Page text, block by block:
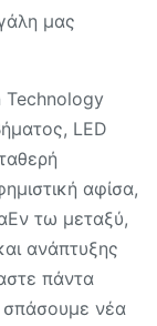
μας
Technology
LED
αφίσα,
τω μεταξύ,
ανάπτυξης
πάντα
σπάσουμε νέα